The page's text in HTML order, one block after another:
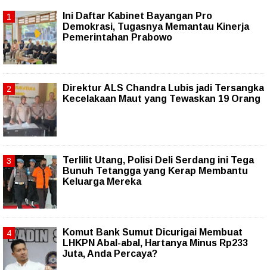
Ini Daftar Kabinet Bayangan Pro
Demokrasi, Tugasnya Memantau Kinerja
Pemerintahan Prabowo
Direktur ALS Chandra Lubis jadi Tersangka
Kecelakaan Maut yang Tewaskan 19 Orang
Terlilit Utang, Polisi Deli Serdang ini Tega
Bunuh Tetangga yang Kerap Membantu
Keluarga Mereka
Komut Bank Sumut Dicurigai Membuat
LHKPN Abal-abal, Hartanya Minus Rp233
Juta, Anda Percaya?